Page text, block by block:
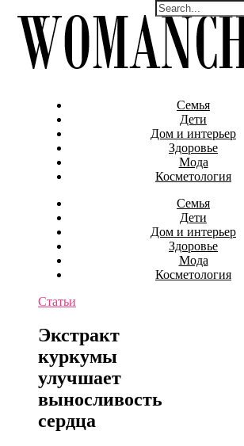
Семья
Дети
Дом и интерьер
Здоровье
Мода
Косметология
Семья
Дети
Дом и интерьер
Здоровье
Мода
Косметология
Статьи
Экстракт
куркумы
улучшает
выносливость
сердца